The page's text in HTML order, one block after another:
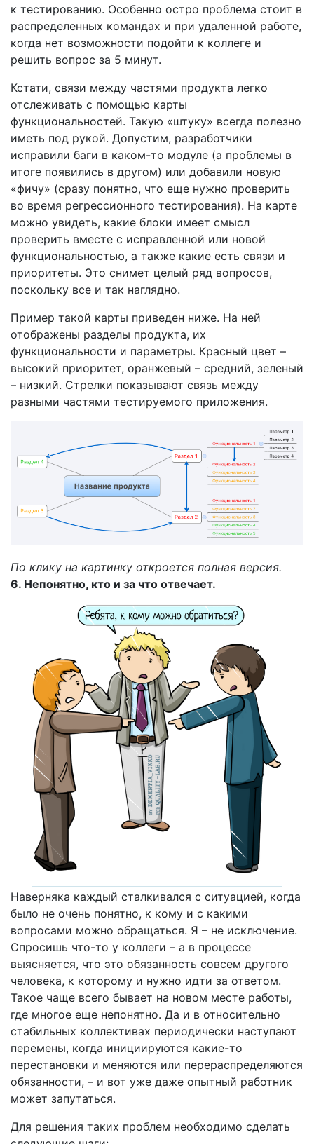
к тестированию. Особенно остро проблема стоит в
распределенных командах и при удаленной работе,
когда нет возможности подойти к коллеге и
решить вопрос за 5 минут.
Кстати, связи между частями продукта легко
отслеживать с помощью карты
функциональностей. Такую «штуку» всегда полезно
иметь под рукой. Допустим, разработчики
исправили баги в каком-то модуле (а проблемы в
итоге появились в другом) или добавили новую
«фичу» (сразу понятно, что еще нужно проверить
во время регрессионного тестирования). На карте
можно увидеть, какие блоки имеет смысл
проверить вместе с исправленной или новой
функциональностью, а также какие есть связи и
приоритеты. Это снимет целый ряд вопросов,
поскольку все и так наглядно.
Пример такой карты приведен ниже. На ней
отображены разделы продукта, их
функциональности и параметры. Красный цвет –
высокий приоритет, оранжевый – средний, зеленый
– низкий. Стрелки показывают связь между
разными частями тестируемого приложения.
По клику на картинку откроется полная версия.
6. Непонятно, кто и за что отвечает.
Наверняка каждый сталкивался с ситуацией, когда
было не очень понятно, к кому и с какими
вопросами можно обращаться. Я – не исключение.
Спросишь что-то у коллеги – а в процессе
выясняется, что это обязанность совсем другого
человека, к которому и нужно идти за ответом.
Такое чаще всего бывает на новом месте работы,
где многое еще непонятно. Да и в относительно
стабильных коллективах периодически наступают
перемены, когда инициируются какие-то
перестановки и меняются или перераспределяются
обязанности, – и вот уже даже опытный работник
может запутаться.
Для решения таких проблем необходимо сделать